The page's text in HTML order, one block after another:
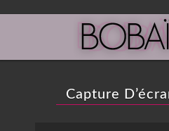
Capture